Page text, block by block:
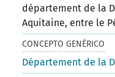
département de la
Aquitaine, entre le
CONCEPTO GENÉRICO
Département de la